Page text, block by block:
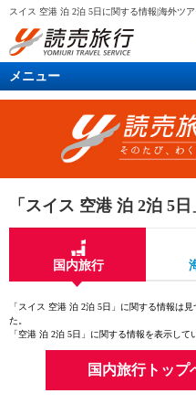
スイス 空港 泊 2泊 5日に関する情報|海外ツ
メニュー
国内旅行 バスツアー 海外旅
「スイス 空港 泊 2泊 5日
国内旅行
「スイス 空港 泊 2泊 5日」に関する情報は
た。
「空港 泊 2泊 5日」に関する情報を表示して
国内旅行トップ